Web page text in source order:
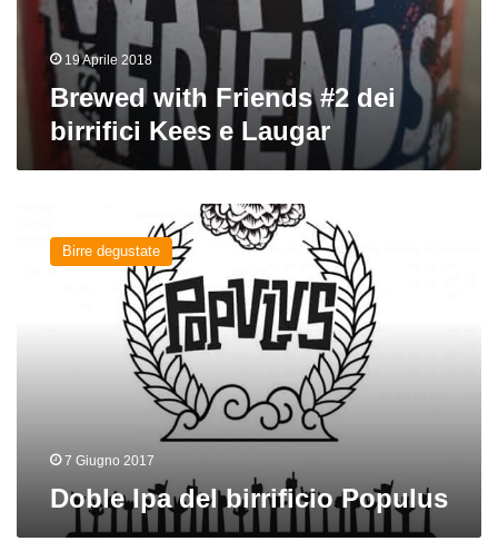
19 Aprile 2018
Brewed with Friends #2 dei
birrifici Kees e Laugar
Birre degustate
7 Giugno 2017
Doble Ipa del birrificio Populus